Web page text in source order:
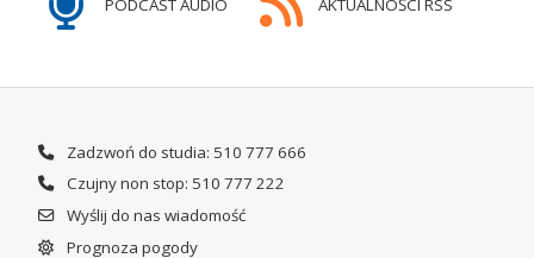
Zadzwoń do studia: 510 777 666
Czujny non stop: 510 777 222
Wyślij do nas wiadomość
Prognoza pogody